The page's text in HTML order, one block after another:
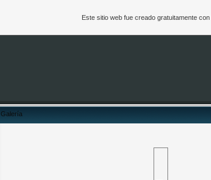
Galería
Este sitio web fue creado gratuitamente con